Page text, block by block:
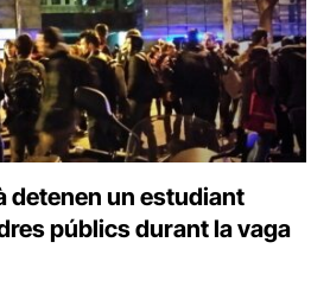
detenen un estudiant
públics durant la vaga